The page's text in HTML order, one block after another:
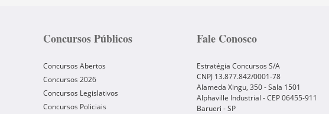
Concursos Públicos
Concursos Abertos
Concursos 2026
Concursos Legislativos
Concursos Policiais
Fale Conosco
Estratégia Concursos S/A
CNPJ 13.877.842/0001-78
Alameda Xingu, 350 - Sala 1501
Alphaville Industrial - CEP06455-911
Barueri -SP